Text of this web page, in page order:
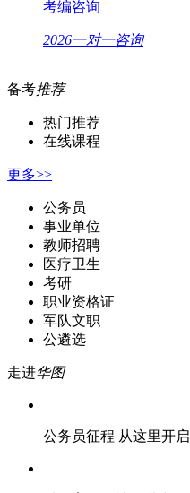
考编咨询
2026一对一咨询
备考推荐
热门推荐
在线课程
更多>>
公务员
事业单位
教师招聘
医疗卫生
考研
职业资格证
军队文职
公遴选
走进华图
公务员征程 从这里开启